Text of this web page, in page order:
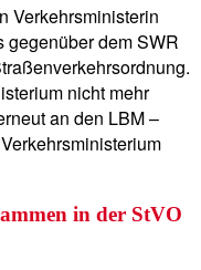
Verkehrsministerin
gegenüber dem SWR
nicht mehr
an den LBM –
in der StVO